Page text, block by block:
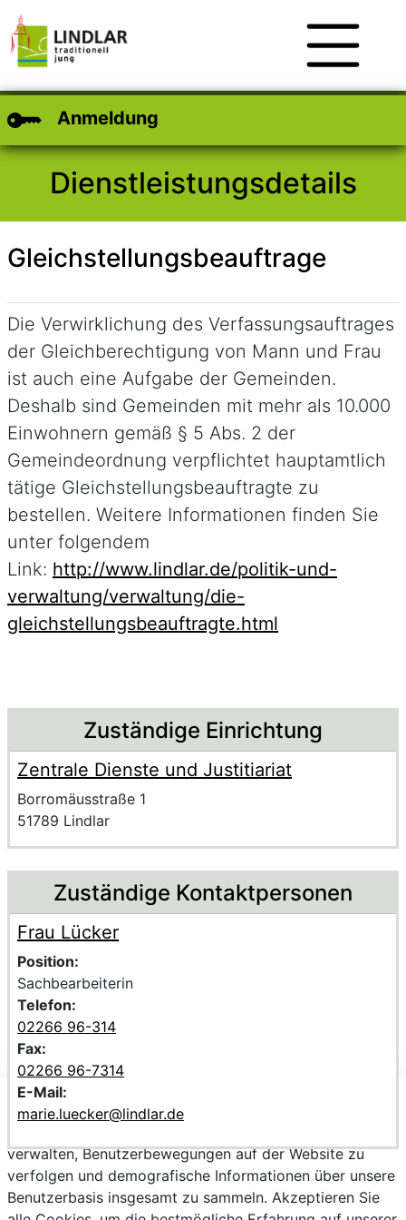
Anmeldung
Dienstleistungsdetails
Gleichstellungsbeauftrage
Kurzbeschreibung
Die Verwirklichung des Verfassungsauftrages
der Gleichberechtigung von Mann und Frau
ist auch eine Aufgabe der Gemeinden.
Deshalb sind Gemeinden mit mehr als 10.000
Einwohnern gemäß § 5 Abs. 2 der
Gemeindeordnung verpflichtet hauptamtlich
tätige Gleichstellungsbeauftragte zu
bestellen. Weitere Informationen finden Sie
unter folgendem
Link: http://www.lindlar.de/politik-und-
verwaltung/verwaltung/die-
gleichstellungsbeauftragte.html
Beschreibung
Zuständige Einrichtung
Name der Einrichtung
Zentrale Dienste und Justitiariat
Anschrift der Einrichtung
Strasse und Hausnummer
Borromäusstraße 1
PLZ und Ort
51789 Lindlar
Zuständige Kontaktpersonen
Beschreibung der zuständigen KontaktpersonFrau
Voller Name:
Frau Lücker
Position:
Sachbearbeiterin
Telefon:
02266 96-314
Fax:
02266 96-7314
E-Mail:
marie.luecker@lindlar.de
Wir verwenden Cookies, um personalisierte Inhalte
verwalten, Benutzerbewegungen auf der Website zu
verfolgen und demografische Informationen über unsere
Benutzerbasis insgesamt zu sammeln. Akzeptieren Sie